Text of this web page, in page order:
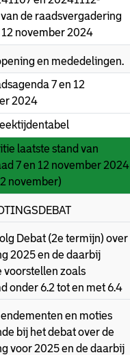
de raadsvergadering
12 november 2024
en mededelingen.
7 en 12
2024
laatste stand van
7 en 12 november 2024
november)
Debat (2e termijn) over
2025 en de daarbij
voorstellen zoals
onder 6.2 tot en met 6.4
en moties
bij het debat over de
voor 2025 en de daarbij